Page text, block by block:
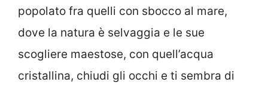
popolato fra quelli con sbocco al mare,
dove la natura è selvaggia e le sue
scogliere maestose, con quell’acqua
cristallina, chiudi gli occhi e ti sembra di